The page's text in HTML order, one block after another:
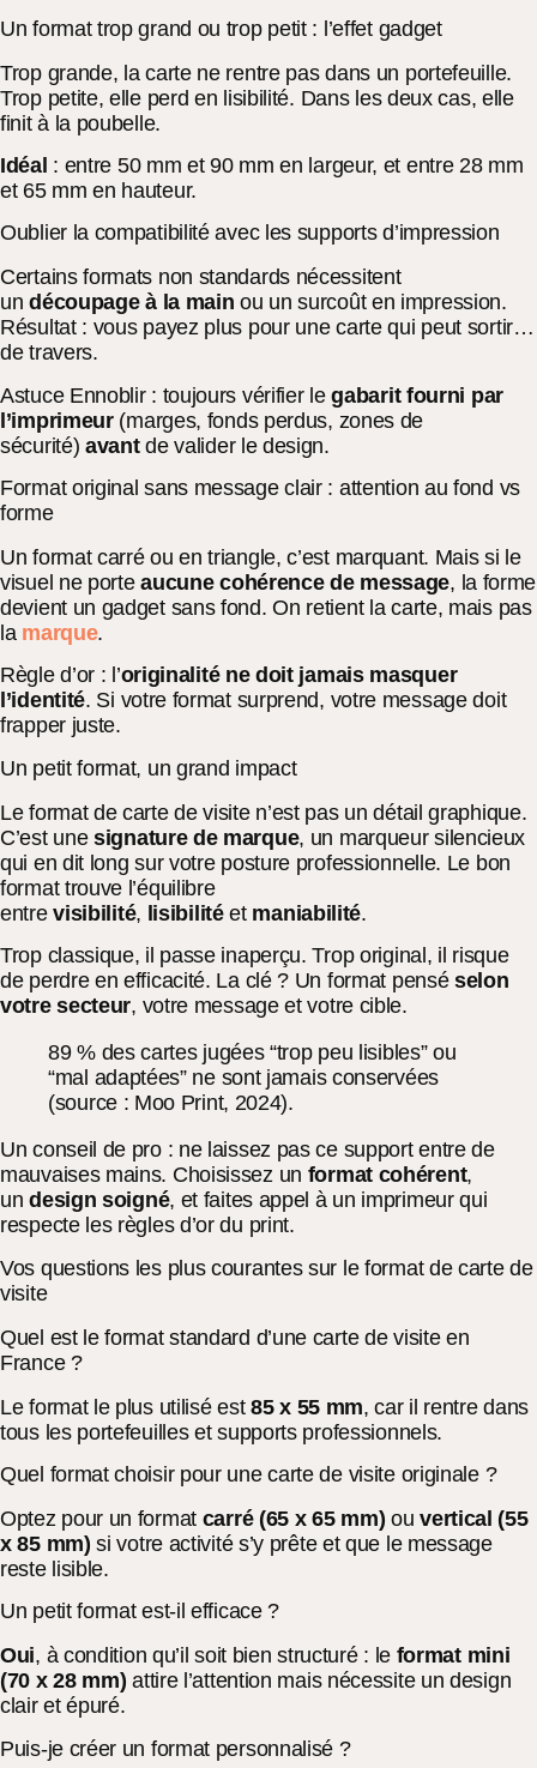
Un format trop grand ou trop petit : l’effet gadget
Trop grande, la carte ne rentre pas dans un portefeuille.
Trop petite, elle perd en lisibilité. Dans les deux cas, elle
finit à la poubelle.
Idéal : entre 50 mm et 90 mm en largeur, et entre 28 mm
et 65 mm en hauteur.
Oublier la compatibilité avec les supports d’impression
Certains formats non standards nécessitent
undécoupage à la main ou un surcoût en impression.
Résultat : vous payez plus pour une carte qui peut sortir…
de travers.
Astuce Ennoblir : toujours vérifier legabarit fourni par
l’imprimeur(marges, fonds perdus, zones de
sécurité) avantde valider le design.
Format original sans message clair : attention au fond vs
forme
Un format carré ou en triangle, c’est marquant. Mais si le
visuel ne porteaucune cohérence de message, la forme
devient un gadget sans fond. On retient la carte, mais pas
la marque.
Règle d’or : l’originalité ne doit jamais masquer
l’identité. Si votre format surprend, votre message doit
frapper juste.
Un petit format, un grand impact
Le format de carte de visite n’est pas un détail graphique.
C’est une signature de marque, un marqueur silencieux
qui en dit long sur votre posture professionnelle. Le bon
format trouve l’équilibre
entrevisibilité, lisibilitéet maniabilité.
Trop classique, il passe inaperçu. Trop original, il risque
de perdre en efficacité. La clé ? Un format penséselon
votre secteur, votre message et votre cible.
89 % des cartes jugées “trop peu lisibles” ou
“mal adaptées” ne sont jamais conservées
(source : Moo Print, 2024).
Un conseil de pro : ne laissez pas ce support entre de
mauvaises mains. Choisissez un format cohérent,
undesign soigné, et faites appel à un imprimeur qui
respecte les règles d’or du print.
Vos questions les plus courantes sur le format de carte de
visite
Quel est le format standard d’une carte de visite en
France ?
Le format le plus utilisé est 85 x 55 mm, car il rentre dans
tous les portefeuilles et supports professionnels.
Quel format choisir pour une carte de visite originale ?
Optez pour un format carré (65 x 65 mm) ouvertical (55
x 85 mm) si votre activité s’y prête et que le message
reste lisible.
Un petit format est-il efficace ?
Oui, à condition qu’il soit bien structuré : le format mini
(70 x 28 mm) attire l’attention mais nécessite un design
clair et épuré.
Puis-je créer un format personnalisé ?